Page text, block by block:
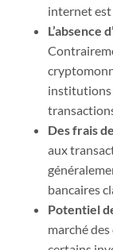
internet
L’absence
institutions
Des frais
aux
bancaires
Potentiel
marché